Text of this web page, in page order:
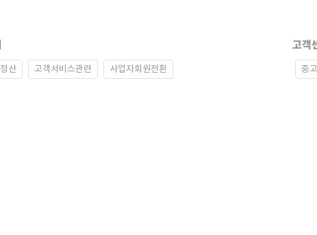
정산 고객서비스관련 사업자회원전환
고객
중